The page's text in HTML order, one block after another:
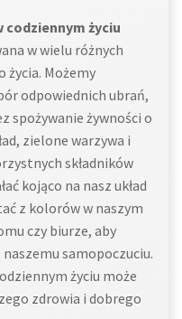
życiu
w wielu różnych
życia. Możemy
odpowiednich ubrań,
spożywanie żywności o
zielone warzywa i
składników
kojąco na nasz układ
z kolorów w naszym
czy biurze, aby
samopoczuciu.
życiu może
zdrowia i dobrego